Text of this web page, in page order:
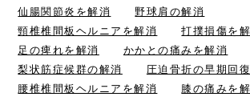
仙腸関節炎を解消
野球肩の解消
頸椎椎間板ヘルニアを解消
打撲損傷を
足の痺れを解消
かかとの痛みを解消
梨状筋症候群の解消
圧迫骨折の早期回復
腰椎椎間板ヘルニアを解消
膝の痛みを